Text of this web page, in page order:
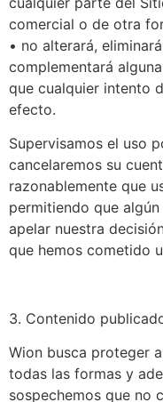
comercial o de otra
• no alterará,
complementará
que cualquier intento
efecto.
Supervisamos el uso
cancelaremos su
razonablemente que
permitiendo que
apelar nuestra
que hemos cometido
3. Contenido
Wion busca proteger
todas las formas y
sospechemos que no